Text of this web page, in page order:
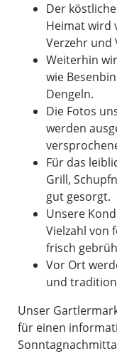
Der
Heimat wird
Verzehr und
Weiterhin
wie
Dengeln.
Die Fotos
werden
Für das
Grill,
gut gesorgt.
Unsere
Vielzahl von
frisch
Vor Ort
und
Unser
für einen